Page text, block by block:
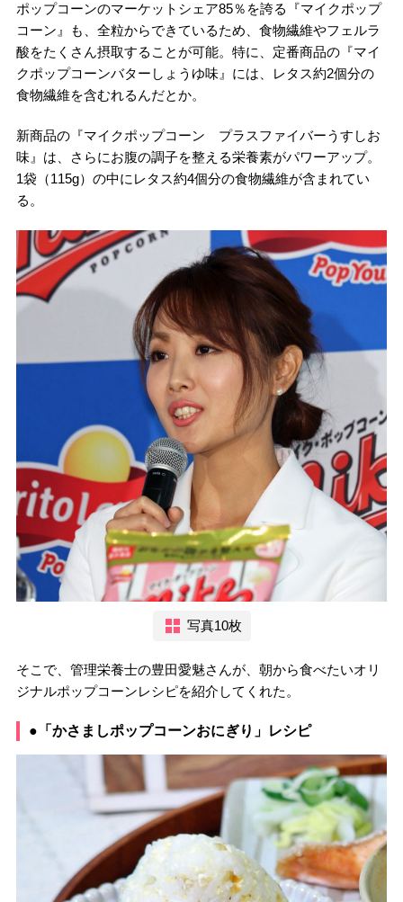
ポップコーンのマーケットシェア85％を誇る『マイクポップ
コーン』も、全粒からできているため、食物繊維やフェルラ
酸をたくさん摂取することが可能。特に、定番商品の『マイ
クポップコーンバターしょうゆ味』には、レタス約2個分の
食物繊維を含むれるんだとか。
新商品の『マイクポップコーン プラスファイバーうすしお
味』は、さらにお腹の調子を整える栄養素がパワーアップ。
1袋（115g）の中にレタス約4個分の食物繊維が含まれてい
る。
写真10枚
そこで、管理栄養士の豊田愛魅さんが、朝から食べたいオリ
ジナルポップコーンレシピを紹介してくれた。
●「かさましポップコーンおにぎり」レシピ